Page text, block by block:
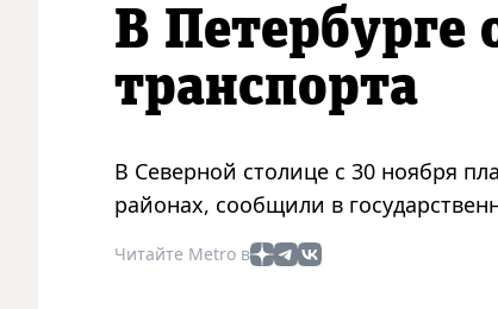
В Петербурге
транспорта
В Северной столице с 30 ноября
районах, сообщили в
Читайте Metro в